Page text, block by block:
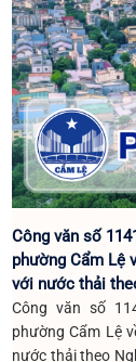
Công văn số 1141/UBND-
phường Cẩm Lệ
với nước thải theo
29/12/2025 của
Công văn số 1141/UBND-
phường Cẩm Lệ về
nước thải theo Nghị định